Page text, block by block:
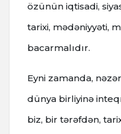
özünün iqtisadi,
tarixi, mədəniyyəti,
bacarmalıdır.
Eyni zamanda,
dünya birliyinə
biz, bir tərəfdən,